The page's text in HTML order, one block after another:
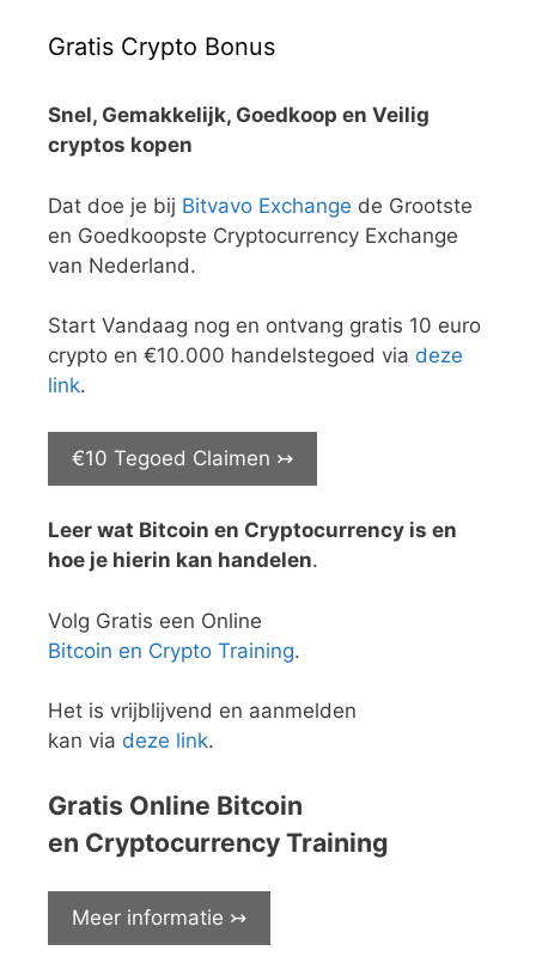
Gratis Crypto Bonus
Snel, Gemakkelijk, Goedkoop en Veilig
cryptos kopen
Dat doe je bij Bitvavo Exchange de Grootste
en Goedkoopste Cryptocurrency Exchange
van Nederland.
Start Vandaag nog en ontvang gratis 10 euro
crypto en €10.000 handelstegoed via deze
link.
€10 Tegoed Claimen ↣
Leer wat Bitcoin en Cryptocurrency is en
hoe je hierin kan handelen.
Volg Gratis een Online
Bitcoin en Crypto Training.
Het is vrijblijvend en aanmelden
kan via deze link.
Gratis Online Bitcoin
en Cryptocurrency Training
Meer informatie ↣